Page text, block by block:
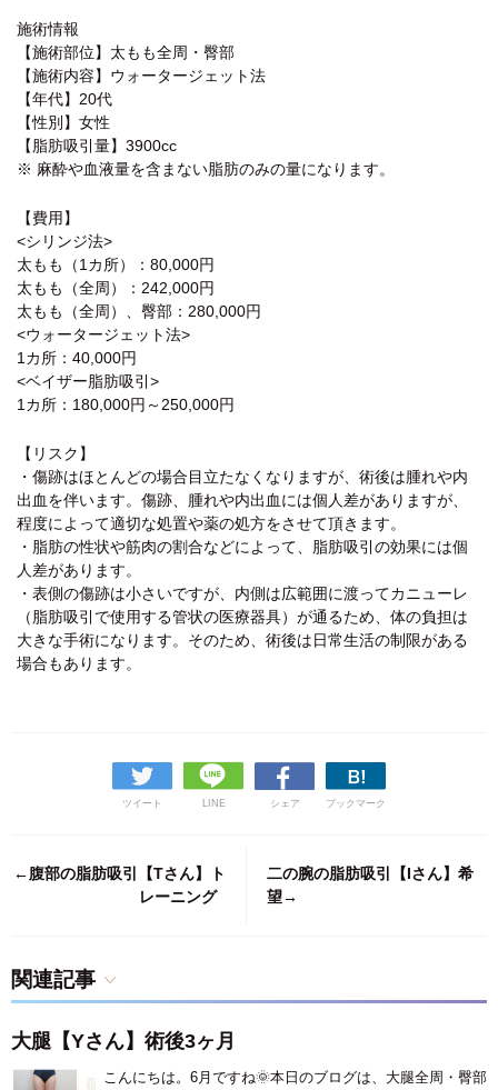
施術情報
【施術部位】太もも全周・臀部
【施術内容】ウォータージェット法
【年代】20代
【性別】女性
【脂肪吸引量】3900cc
※ 麻酔や血液量を含まない脂肪のみの量になります。
【費用】
<シリンジ法>
太もも（1カ所）：80,000円
太もも（全周）：242,000円
太もも（全周）、臀部：280,000円
<ウォータージェット法>
1カ所：40,000円
<ベイザー脂肪吸引>
1カ所：180,000円～250,000円
【リスク】
・傷跡はほとんどの場合目立たなくなりますが、術後は腫れや内
出血を伴います。傷跡、腫れや内出血には個人差がありますが、
程度によって適切な処置や薬の処方をさせて頂きます。
・脂肪の性状や筋肉の割合などによって、脂肪吸引の効果には個
人差があります。
・表側の傷跡は小さいですが、内側は広範囲に渡ってカニューレ
（脂肪吸引で使用する管状の医療器具）が通るため、体の負担は
大きな手術になります。そのため、術後は日常生活の制限がある
場合もあります。
ツイート LINE シェア ブックマーク
←腹部の脂肪吸引【Tさん】ト
レーニング
二の腕の脂肪吸引【Iさん】希
望→
関連記事
大腿【Yさん】術後3ヶ月
こんにちは。6月ですね🌞本日のブログは、大腿全周・臀部